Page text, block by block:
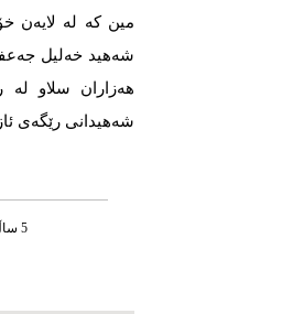
مین که‌‌‌ له‌‌‌ لایه‌‌‌ن
شه‌‌‌هید خه‌‌‌لیل
هه‌‌‌زاران سلاو
شه‌‌‌هیدانی رێگه‌‌‌ی
5 ساڵ و 10 مانگ و 20 ڕۆژ و 17 کاتژمێر و 33 خوله‌ک له‌مه‌وپێش‌